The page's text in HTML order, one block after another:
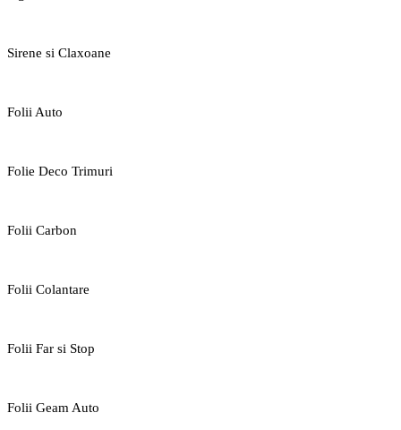
Sirene si Claxoane
Folii Auto
Folie Deco Trimuri
Folii Carbon
Folii Colantare
Folii Far si Stop
Folii Geam Auto